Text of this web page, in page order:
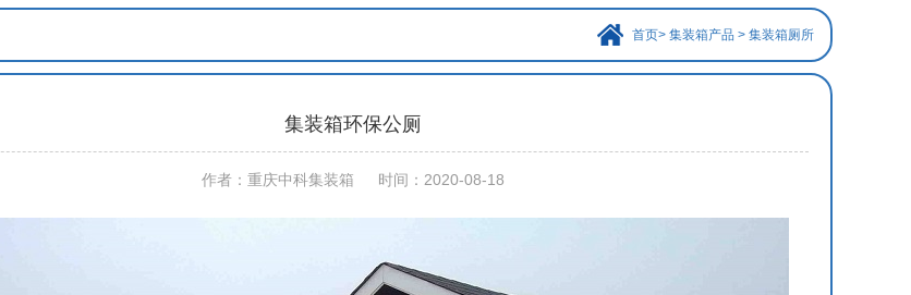
首页> 集装箱产品 > 集装箱厕所
集装箱环保公厕
作者：重庆中科集装箱 时间：2020-08-18